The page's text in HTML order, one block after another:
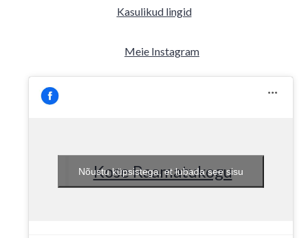
Kasulikud lingid
Meie Instagram
Kose Raamatukogu
Nõustu küpsistega, et lubada see sisu